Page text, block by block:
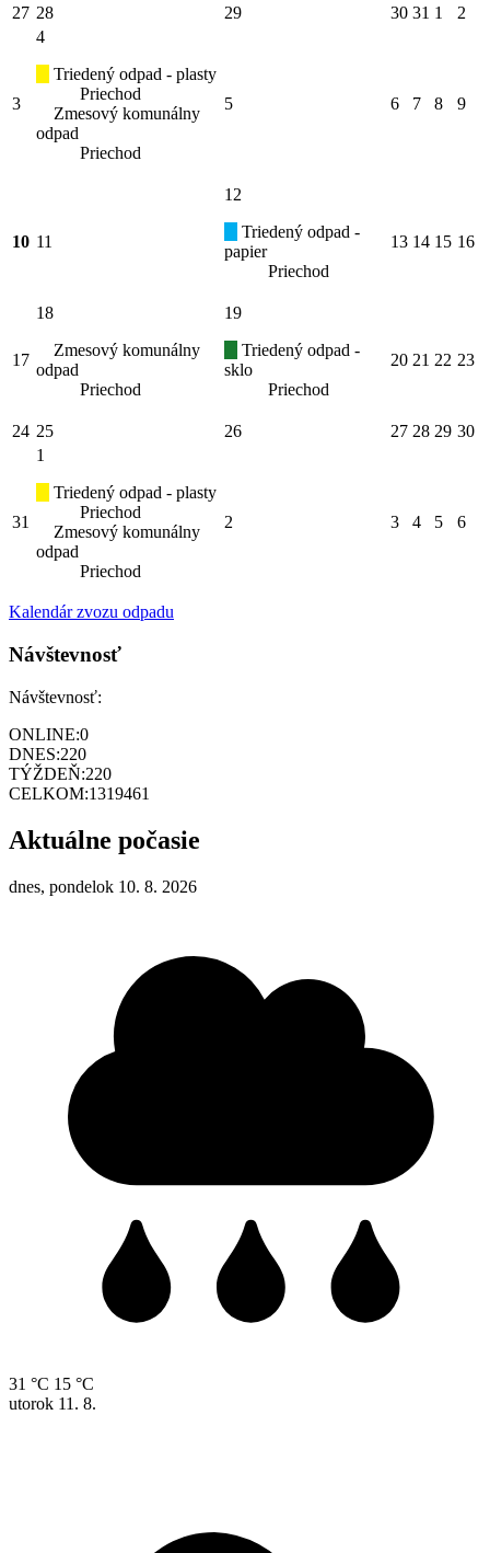
27 28 29 30 31 1 2
3
4
Triedený odpad - plasty
Priechod
Zmesový komunálny
odpad
Priechod
5 6 7 8 9
10 11
12
Triedený odpad -
papier
Priechod
13 14 15 16
17
18
Zmesový komunálny
odpad
Priechod
19
Triedený odpad -
sklo
Priechod
20 21 22 23
24 25 26 27 28 29 30
31
1
Triedený odpad - plasty
Priechod
Zmesový komunálny
odpad
Priechod
2 3 4 5 6
Kalendár zvozu odpadu
Návštevnosť
Návštevnosť:
ONLINE:0
DNES:220
TÝŽDEŇ:220
CELKOM:1319461
Aktuálne počasie
dnes, pondelok 10. 8. 2026
31 °C 15 °C
utorok 11. 8.